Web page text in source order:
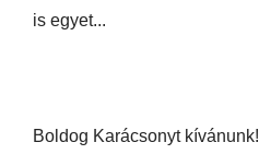
is egyet...
Boldog Karácsonyt kívánunk!